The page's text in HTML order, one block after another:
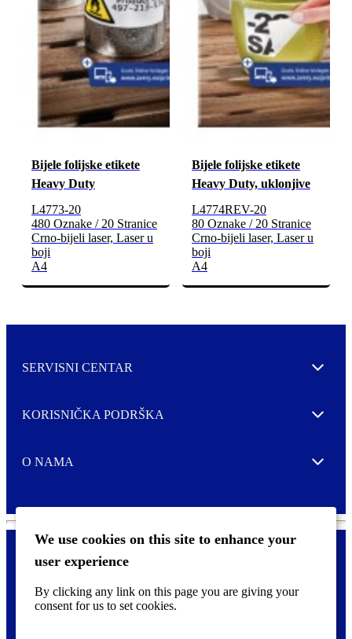
We use cookies on this site to enhance your
user experience
By clicking any link on this page you are giving your
consent for us to set cookies.
Bijele folijske etikete
Heavy Duty
L4773-20
480 Oznake / 20 Stranice
Crno-bijeli laser, Laser u
boji
A4
Bijele folijske etikete
Heavy Duty, uklonjive
L4774REV-20
80 Oznake / 20 Stranice
Crno-bijeli laser, Laser u
boji
A4
SERVISNI CENTAR Expand
KORISNIČKA PODRŠKA Expand
O NAMA Expand
o
Pravne i tzv. Cookie obavijesti